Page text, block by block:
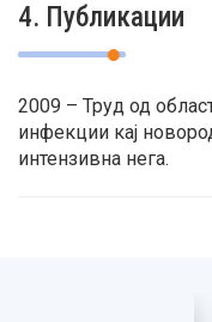
4. Публикации
2009 – Труд од
инфекции кај
интензивна нега.